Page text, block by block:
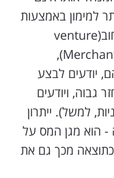
למימון באמצעות
חוב. ערוצים אפשריים אחרים: קרנות חוב(venture
lending) , בנקים להלוואות (Merchant Banks),
יודעים לבצע
גבוה, ויודעים
למשל). ייתרון
- הוא מגן המס על
מכך גם את